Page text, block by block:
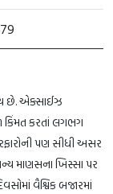
છે. એક્સાઈઝ
કિંમત કરતાં લગભગ
પણ સીધી અસર
માણસના ખિસ્સા પર
વૈશ્વિક બજારમાં